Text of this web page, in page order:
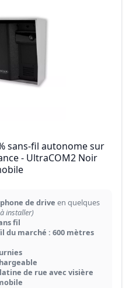
sans-fil autonome sur
- UltraCOM2 Noir
de drive en quelques
installer)
fil
du marché : 600 mètres
de rue avec visière